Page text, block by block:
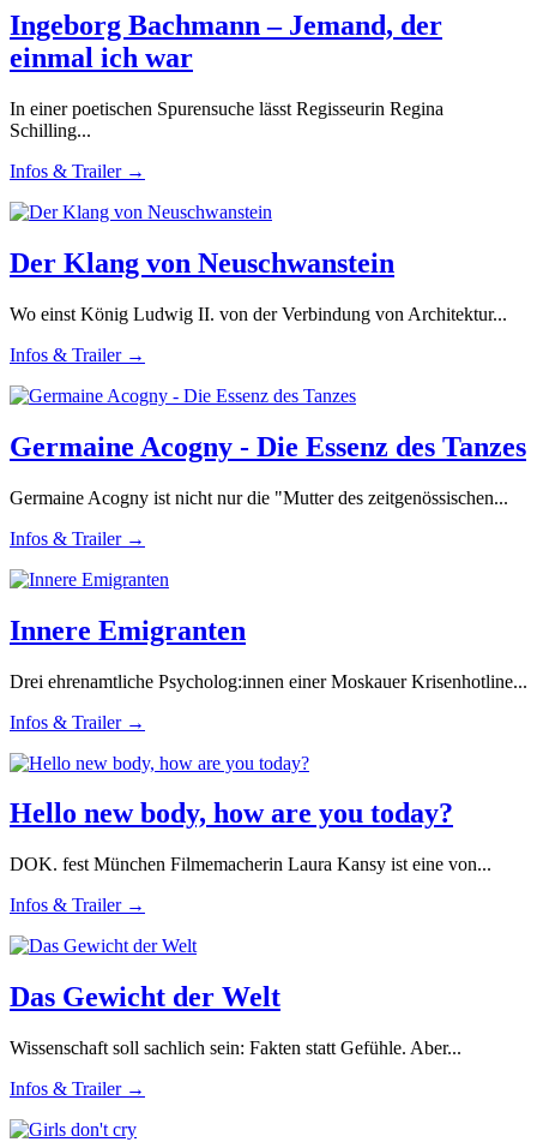
Ingeborg Bachmann – Jemand, der
einmal ich war
In einer poetischen Spurensuche lässt Regisseurin Regina
Schilling...
Infos & Trailer →
Der Klang von Neuschwanstein
Wo einst König Ludwig II. von der Verbindung von Architektur...
Infos & Trailer →
Germaine Acogny - Die Essenz des Tanzes
Germaine Acogny ist nicht nur die "Mutter des zeitgenössischen...
Infos & Trailer →
Innere Emigranten
Drei ehrenamtliche Psycholog:innen einer Moskauer Krisenhotline...
Infos & Trailer →
Hello new body, how are you today?
DOK. fest München Filmemacherin Laura Kansy ist eine von...
Infos & Trailer →
Das Gewicht der Welt
Wissenschaft soll sachlich sein: Fakten statt Gefühle. Aber...
Infos & Trailer →